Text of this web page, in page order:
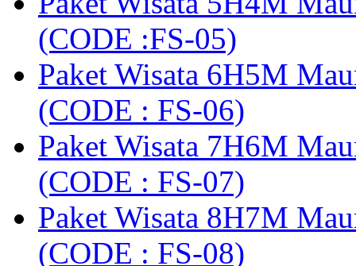
(CODE :FS-05)
Paket Wisata 6H5M
(CODE : FS-06)
Paket Wisata 7H6M
(CODE : FS-07)
Paket Wisata 8H7M
(CODE : FS-08)